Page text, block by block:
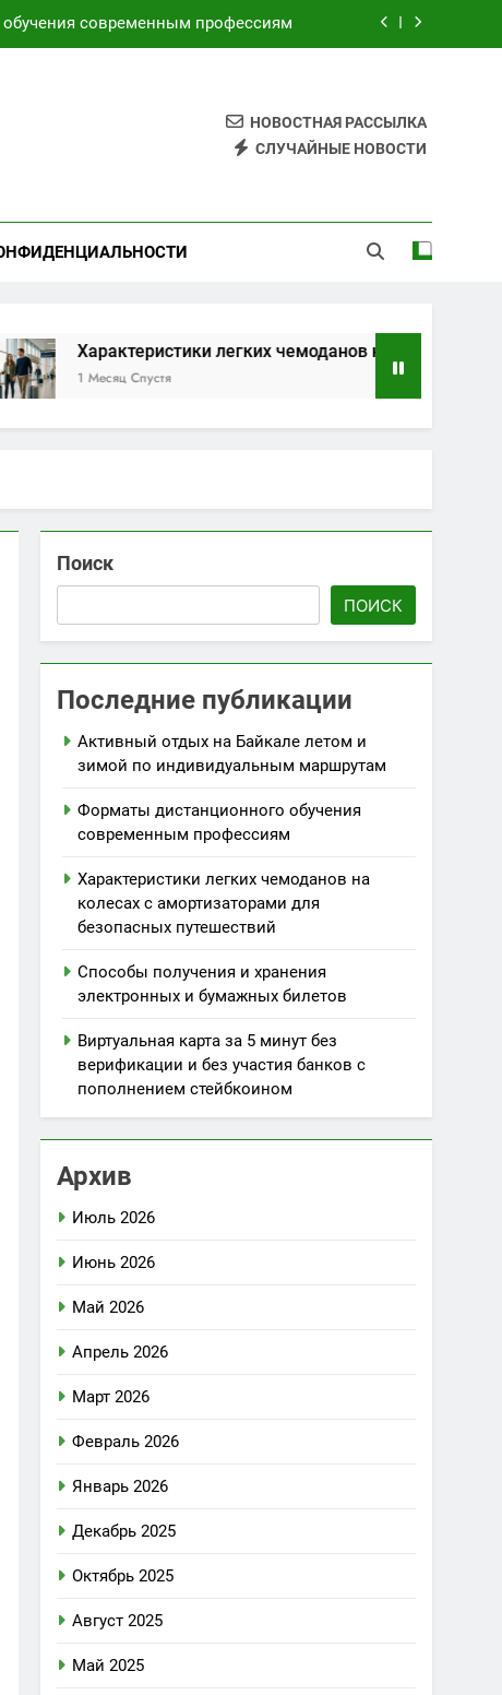
для безопасных путешествий
по индивидуальным маршрутам
современным профессиям
электронных и бумажных билетов
НОВОСТНАЯ РАССЫЛКА
СЛУЧАЙНЫЕ НОВОСТИ
легких чемоданов на колесах с
Спустя
Поиск
ПОИСК
Последние публикации
Активный отдых на Байкале летом и
зимой по индивидуальным маршрутам
Форматы дистанционного обучения
современным профессиям
Характеристики легких чемоданов на
колесах с амортизаторами для
безопасных путешествий
Способы получения и хранения
электронных и бумажных билетов
Виртуальная карта за 5 минут без
верификации и без участия банков с
пополнением стейбкоином
Архив
Июль 2026
Июнь 2026
Май 2026
Апрель 2026
Март 2026
Февраль 2026
Январь 2026
Декабрь 2025
Октябрь 2025
Август 2025
Май 2025